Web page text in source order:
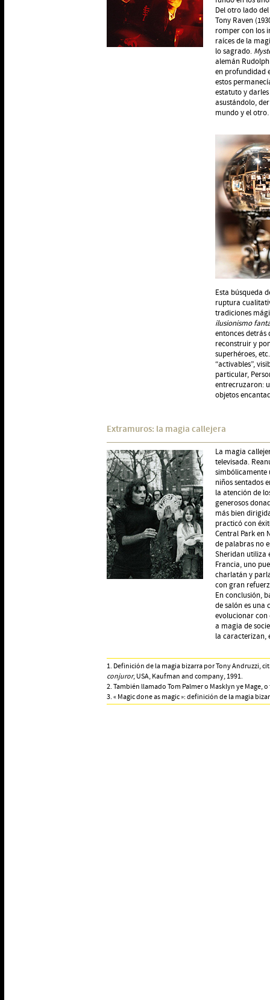
Del otro lado
Tony Raven
romper con los
raíces de la
lo sagrado.
alemán
en profundidad
estos
estatuto y
asustándolo,
mundo y el
Esta búsqueda
ruptura
tradiciones
ilusionismo
entonces detrás
reconstruir y
superhéroes,
“activables”,
particular,
entrecruzaron:
objetos
Extramuros: la magia callejera
La magia
televisada.
simbólicamente
niños sentados
la atención de
generosos
más bien
practicó con
Central Park en
de palabras no
Sheridan utiliza
Francia, uno
charlatán y
con gran
En conclusión,
de salón es una
evolucionar con
a magia de
la caracterizan,
1. Definición de la magia bizarra por Tony Andruzzi,
conjuror, USA, Kaufman and company, 1991.
2. También llamado Tom Palmer o Masklyn ye Mage,
3. « Magic done as magic »: definición de la magia